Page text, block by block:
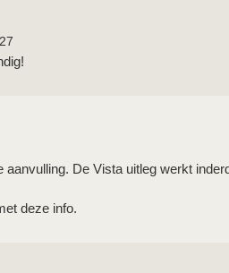
aanvulling. De Vista uitleg werkt
deze info.